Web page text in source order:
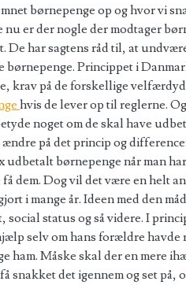
børnepenge op og hvor vi
nu er der nogle der modtager
De har sagtens råd til, at
Princippet i
krav på de forskellige
hvis de lever op til reglerne.
noget om de skal have
ændre på det princip og
udbetalt børnepenge når man
dem. Dog vil det være en helt
i mange år. Ideen med den
social status og så videre. I
selv om hans forældre havde
ham. Måske skal der en mere
snakket det igennem og set